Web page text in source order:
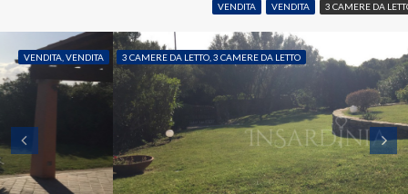
VENDITA VENDITA 3 CAMERE DA
VENDITA, VENDITA 3 CAMERE DA LETTO, 3 CAMERE DA LETTO